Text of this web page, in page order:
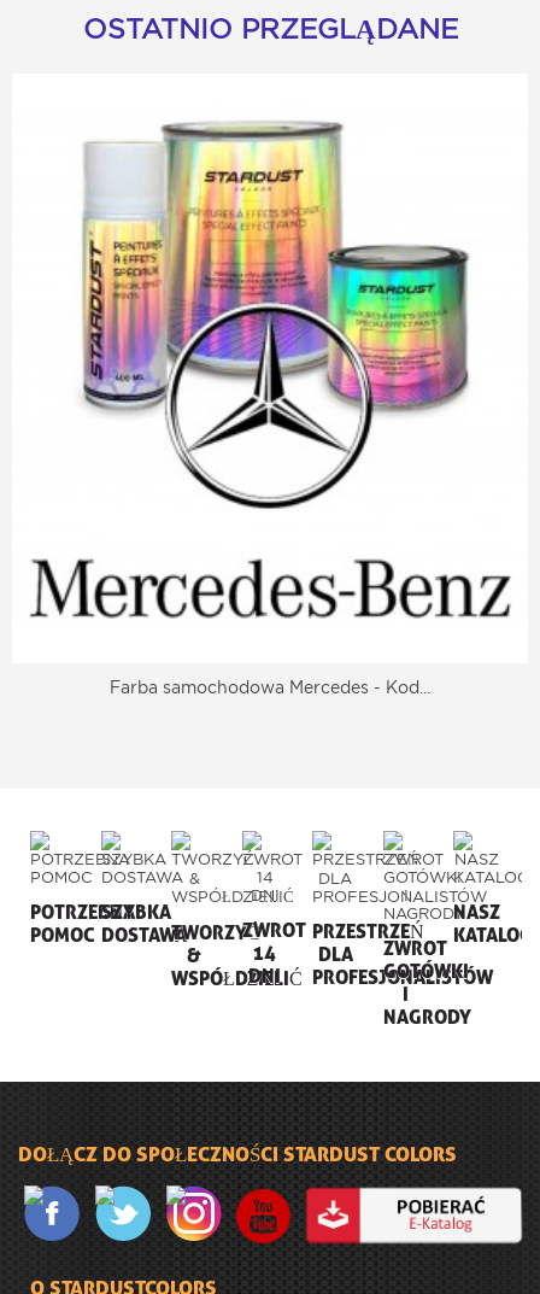
OSTATNIO PRZEGLĄDANE
Farba samochodowa Mercedes - Kod...
POTRZEBNA
POMOC
SZYBKA
DOSTAWATWORZYĆ
&
WSPÓŁDZIELIĆ
ZWROT
14
DNI
PRZESTRZEŃ
DLA
PROFESJONALISTÓW
ZWROT
GOTÓWKI
I
NAGRODY
NASZ
KATALOG
DOŁĄCZ DO SPOŁECZNOŚCI STARDUST COLORS
O STARDUSTCOLORS